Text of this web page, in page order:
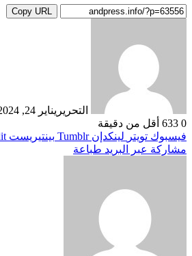
Copy URL
التحرير يناير 24, 2024
0
أقل من دقيقة
فيسبوك تويتر لينكدإن بينتيريست
مشاركة عبر البريد طباعة